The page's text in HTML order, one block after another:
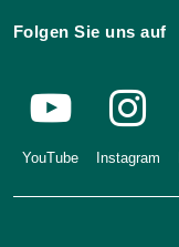
Folgen Sie uns auf
YouTube Instagram